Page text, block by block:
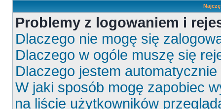
Problemy z logowaniem i
Dlaczego nie mogę się
Dlaczego w ogóle muszę się
Dlaczego jestem
W jaki sposób mogę zapobiec
na liście użytkowników